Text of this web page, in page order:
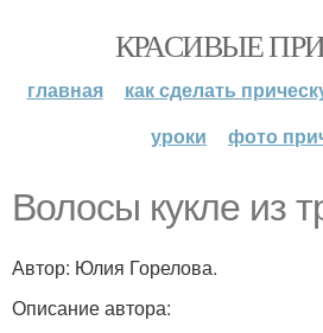
КРАСИВЫЕ
главная как сделать
уроки
фото
Волосы кукле из
Автор: Юлия Горелова.
Описание автора: